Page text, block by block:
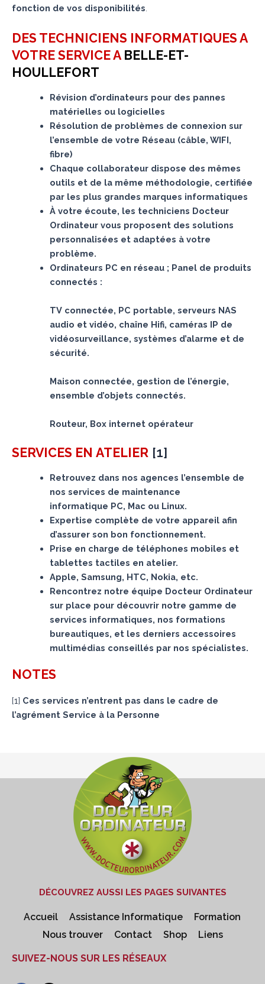
fonction de vos disponibilités.
DES TECHNICIENS INFORMATIQUES A
VOTRE SERVICE A BELLE-ET-
HOULLEFORT
Révision d’ordinateurs pour des pannes
matérielles ou logicielles
Résolution de problèmes de connexion sur
l’ensemble de votre Réseau (câble, WIFI,
fibre)
Chaque collaborateur dispose des mêmes
outils et de la même méthodologie, certifiée
par les plus grandes marques informatiques
À votre écoute, les techniciens Docteur
Ordinateur vous proposent des solutions
personnalisées et adaptées à votre
problème.
Ordinateurs PC en réseau ; Panel de produits
connectés :
TV connectée, PC portable, serveurs NAS
audio et vidéo, chaîne Hifi, caméras IP de
vidéosurveillance, systèmes d’alarme et de
sécurité.
Maison connectée, gestion de l’énergie,
ensemble d’objets connectés.
Routeur, Box internet opérateur
SERVICES EN ATELIER [1]
Retrouvez dans nos agences l’ensemble de
nos services de maintenance
informatique PC, Mac ou Linux.
Expertise complète de votre appareil afin
d’assurer son bon fonctionnement.
Prise en charge de téléphones mobiles et
tablettes tactiles en atelier.
Apple, Samsung, HTC, Nokia, etc.
Rencontrez notre équipe Docteur Ordinateur
sur place pour découvrir notre gamme de
services informatiques, nos formations
bureautiques, et les derniers accessoires
multimédias conseillés par nos spécialistes.
NOTES
[1] Ces services n’entrent pas dans le cadre de
l’agrément Service à la Personne
DÉCOUVREZ AUSSI LES PAGES SUIVANTES
Accueil Assistance Informatique
Formation
Nous trouver
Contact Shop Liens
SUIVEZ-NOUS SUR LES RÉSEAUX